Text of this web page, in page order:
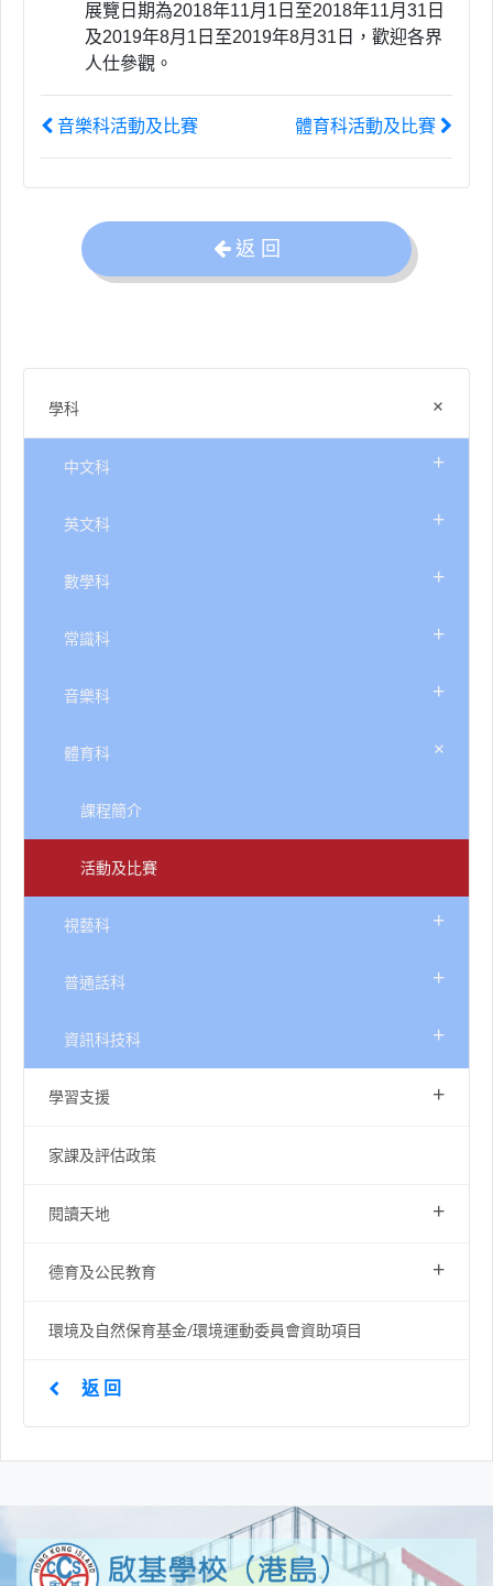
學科 +
中文科 +
英文科 +
數學科 +
常識科 +
音樂科 +
體育科 +
課程簡介
活動及比賽
視藝科 +
普通話科 +
資訊科技科 +
學習支援 +
家課及評估政策
閱讀天地 +
德育及公民教育 +
環境及自然保育基金/環境運動委員會資助項目
返 回
展覽日期為2018年11月1日至2018年11月31日
及2019年8月1日至2019年8月31日，歡迎各界
人仕參觀。
音樂科活動及比賽 體育科活動及比賽
返 回